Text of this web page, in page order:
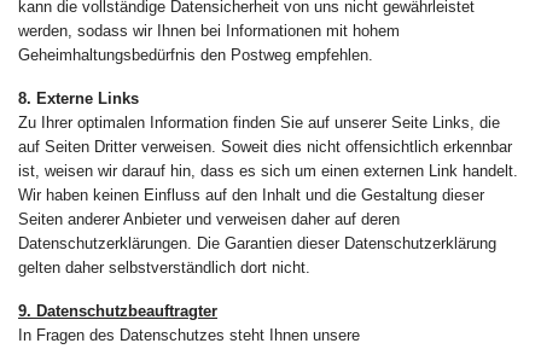
kann die vollständige Datensicherheit von uns nicht gewährleistet
werden, sodass wir Ihnen bei Informationen mit hohem
Geheimhaltungsbedürfnis den Postweg empfehlen.
8. Externe Links
Zu Ihrer optimalen Information finden Sie auf unserer Seite Links, die
auf Seiten Dritter verweisen. Soweit dies nicht offensichtlich erkennbar
ist, weisen wir darauf hin, dass es sich um einen externen Link handelt.
Wir haben keinen Einfluss auf den Inhalt und die Gestaltung dieser
Seiten anderer Anbieter und verweisen daher auf deren
Datenschutzerklärungen. Die Garantien dieser Datenschutzerklärung
gelten daher selbstverständlich dort nicht.
9. Datenschutzbeauftragter
In Fragen des Datenschutzes steht Ihnen unsere